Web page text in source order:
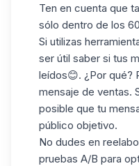
Ten en cuenta que
sólo dentro de los
Si utilizas
ser útil saber si tus
leídos😊. ¿Por qué?
mensaje de ventas.
posible que tu
público objetivo.
No dudes en
pruebas A/B para